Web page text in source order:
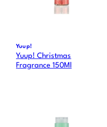
Yuup!
Yuup! Christmas
Fragrance 150Ml